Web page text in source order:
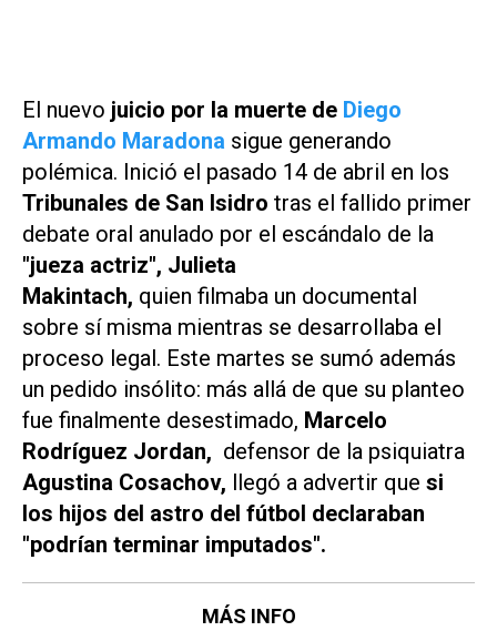
El nuevo juicio por la muerte de Diego
Armando Maradona sigue generando
polémica. Inició el pasado 14 de abril en los
Tribunales de San Isidro tras el fallido primer
debate oral anulado por el escándalo de la
"jueza actriz", Julieta
Makintach, quien filmaba un documental
sobre sí misma mientras se desarrollaba el
proceso legal. Este martes se sumó además
un pedido insólito: más allá de que su planteo
fue finalmente desestimado, Marcelo
Rodríguez Jordan, defensor de la psiquiatra
Agustina Cosachov, llegó a advertir que si
los hijos del astro del fútbol declaraban
"podrían terminar imputados".
MÁS INFO